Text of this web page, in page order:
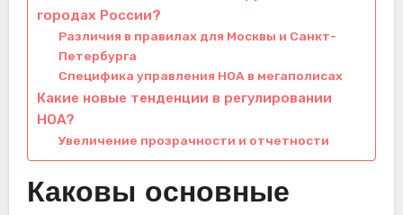
городах России?
Различия в правилах для Москвы и Санкт-
Петербурга
Специфика управления HOA в мегаполисах
Какие новые тенденции в регулировании
HOA?
Увеличение прозрачности и отчетности
Каковы основные